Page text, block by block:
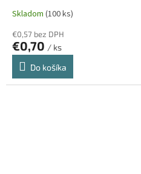
Skladom (100 ks)
€0,57 bez DPH
€0,70 / ks
Do košíka